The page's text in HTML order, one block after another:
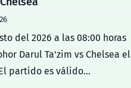
del 2026 a las 08:00 horas
Darul Ta'zim vs Chelsea el
partido es válido…